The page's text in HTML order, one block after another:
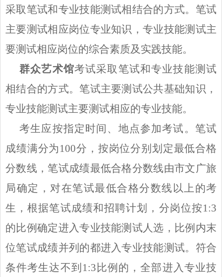
采取笔试和专业技能测试相结合的方式。笔试
主要测试相应岗位专业知识，专业技能测试主
要测试相应岗位的综合素质及实践技能。
群众艺术馆考试采取笔试和专业技能测试
相结合的方式。笔试主要测试公共基础知识，
专业技能测试主要测试相应的专业技能。
考生应按指定时间、地点参加考试。笔试
成绩满分为 100分，按岗位分别划定最低合格
分数线，笔试成绩最低合格分数线由市文广旅
局确定，对在笔试最低合格分数线以上的考
生，根据笔试成绩和招聘计划，分岗位按1:3
的比例确定进入专业技能测试人选，比例内末
位笔试成绩并列的都进入专业技能测试。符合
条件考生达不到1:3比例的，全部进入专业技